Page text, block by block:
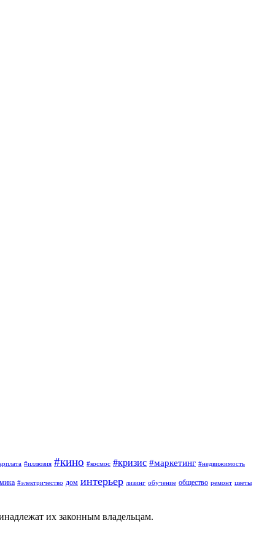
#иллюзия #кино #космос #кризис #маркетинг #недвижимость
#электричество дом интерьер лизинг обучение общество ремонт цветы
их законным владельцам.